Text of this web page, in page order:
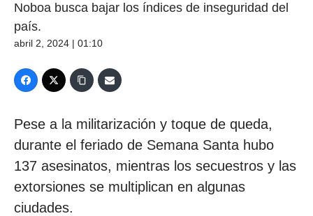
Noboa busca bajar los índices de inseguridad del
país.
abril 2, 2024 | 01:10
Pese a la militarización y toque de queda,
durante el feriado de Semana Santa hubo
137 asesinatos, mientras los secuestros y las
extorsiones se multiplican en algunas
ciudades.